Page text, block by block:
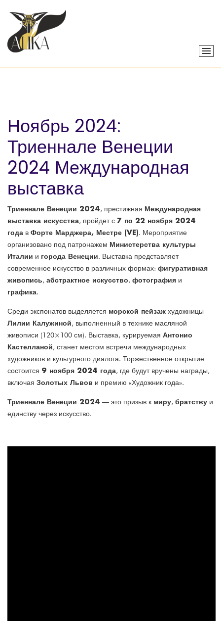
Ноябрь 2024:
Триеннале Венеции
2024 Международная
выставка
Триеннале Венеции 2024, престижная Международная
выставка искусства, пройдет с 7 по 22 ноября 2024
года в Форте Марджера, Местре (VE). Мероприятие
организовано под патронажем Министерства культуры
Италии и города Венеции. Выставка представляет
современное искусство в различных формах: фигуративная
живопись, абстрактное искусство, фотография и
графика.
Среди экспонатов выделяется морской пейзаж художницы
Лилии Калужиной, выполненный в технике масляной
живописи (120×100 см). Выставка, курируемая Антонио
Кастелланой, станет местом встречи международных
художников и культурного диалога. Торжественное открытие
состоится 9 ноября 2024 года, где будут вручены награды,
включая Золотых Львов и премию «Художник года».
Триеннале Венеции 2024 — это призыв к миру, братству и
единству через искусство.